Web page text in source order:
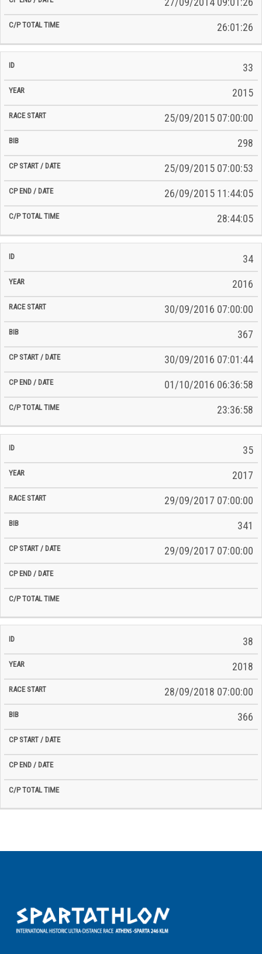
26:01:26
33
2015
25/09/2015 07:00:00
298
25/09/2015 07:00:53
26/09/2015 11:44:05
28:44:05
34
2016
30/09/2016 07:00:00
367
30/09/2016 07:01:44
01/10/2016 06:36:58
23:36:58
35
2017
29/09/2017 07:00:00
341
29/09/2017 07:00:00
38
2018
28/09/2018 07:00:00
366